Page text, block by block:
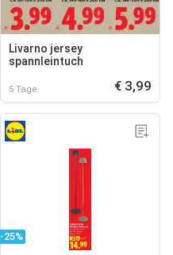
Livarno jersey
spannleintuch
5 Tage € 3,99
-25%